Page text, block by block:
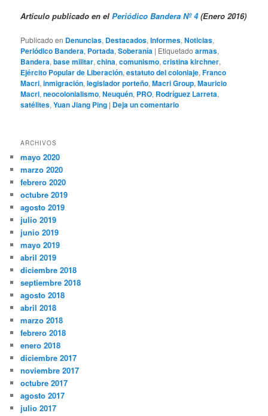
Artículo publicado en elPeriódico Bandera Nº 4(Enero 2016)
Publicado en Denuncias, Destacados,Informes,Noticias,
Periódico Bandera, Portada,Soberanía | Etiquetado armas,
Bandera,base militar,china,comunismo,cristina kirchner,
Ejército Popular de Liberación,estatuto del coloniaje,Franco
Macri,inmigración,legislador porteño,Macri Group,Mauricio
Macri,neocolonialismo,Neuquén, PRO, Rodríguez Larreta,
satélites,Yuan Jiang Ping | Deja un comentario
ARCHIVOS
mayo 2020
marzo 2020
febrero 2020
octubre 2019
agosto 2019
julio 2019
junio 2019
mayo 2019
abril 2019
diciembre 2018
septiembre 2018
agosto 2018
abril 2018
marzo 2018
febrero 2018
enero 2018
diciembre 2017
noviembre 2017
octubre 2017
agosto 2017
julio 2017